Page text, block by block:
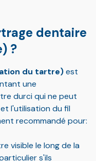
dentaire
?
du tartre)est
une
durci qui ne peut
l'utilisation du fil
recommandé pour:
visible le long de la
s'ils